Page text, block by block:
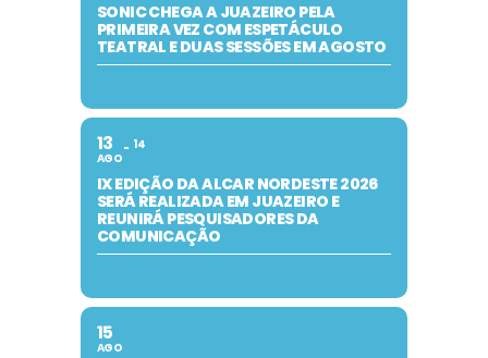
SONIC CHEGA A JUAZEIRO PELA
PRIMEIRA VEZ COM ESPETÁCULO
TEATRAL E DUAS SESSÕES EM AGOSTO
13
AGO
14
IX EDIÇÃO DA ALCAR NORDESTE 2026
SERÁ REALIZADA EM JUAZEIRO E
REUNIRÁ PESQUISADORES DA
COMUNICAÇÃO
15
AGO